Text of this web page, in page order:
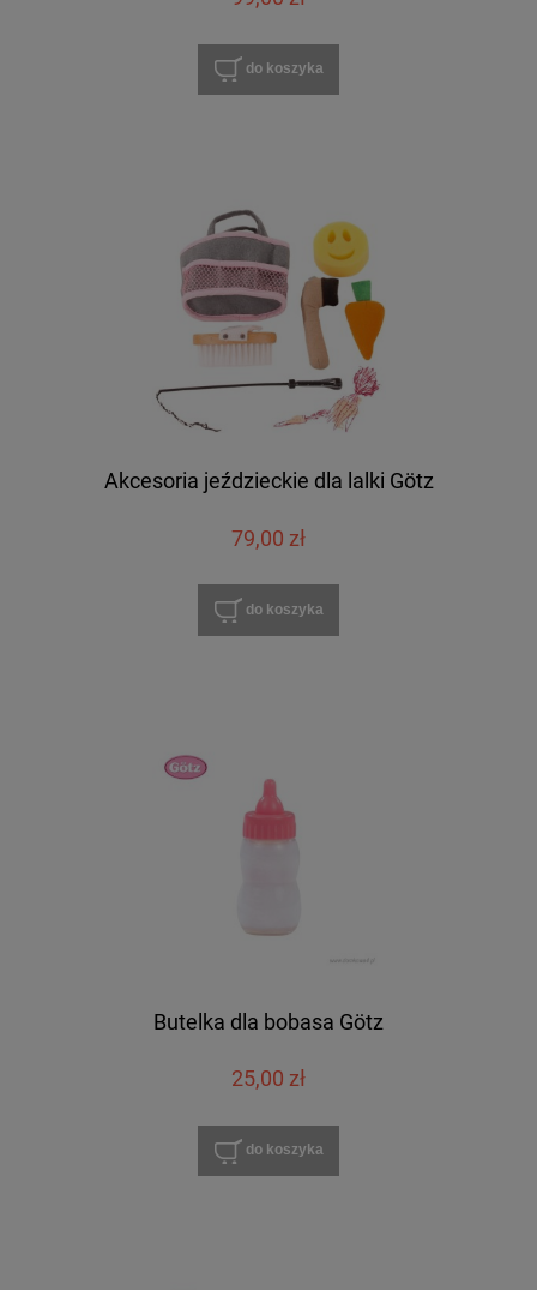
do koszyka
Akcesoria jeździeckie dla lalki Götz
79,00 zł
do koszyka
Butelka dla bobasa Götz
25,00 zł
do koszyka